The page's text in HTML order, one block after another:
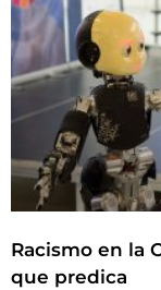
Racismo en la
que predica